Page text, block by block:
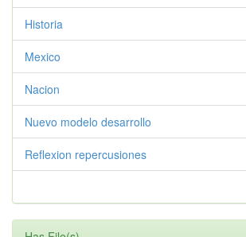
Historia
Mexico
Nacion
Nuevo modelo desarrollo
Reflexion repercusiones